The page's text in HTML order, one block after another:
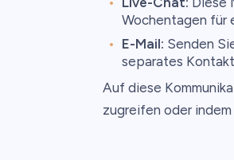
Wochentagen für
E-Mail: Senden
separates
Auf diese
zugreifen oder